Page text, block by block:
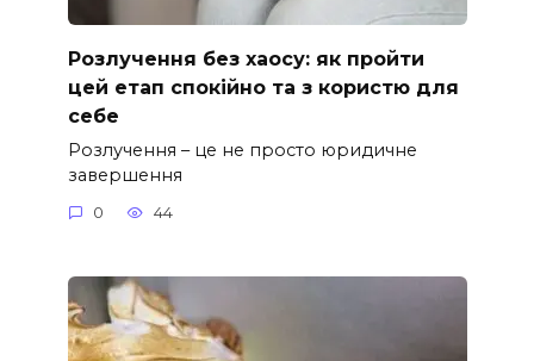
Розлучення без хаосу: як пройти
цей етап спокійно та з користю для
себе
Розлучення – це не просто юридичне
завершення
0 44